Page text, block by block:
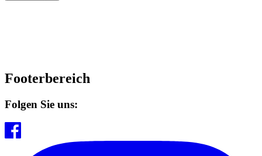
Footerbereich
Folgen Sie uns: